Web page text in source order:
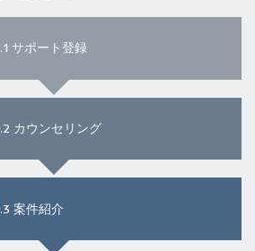
サポート登録
カウンセリング
案件紹介